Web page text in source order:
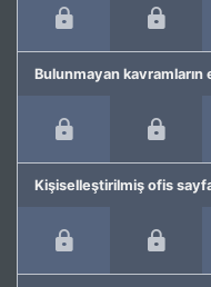
Bulunmayan
Kişiselleştirilmiş ofis